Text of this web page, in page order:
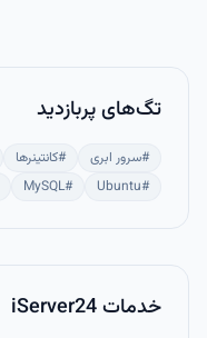
تگ‌های پربازدید
#سرور ابری #کانتینرها
#
Ubuntu
#
MySQL
خدمات iServer24